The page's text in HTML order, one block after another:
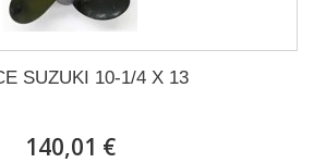
SUZUKI 10-1/4 X 13
140,01 €